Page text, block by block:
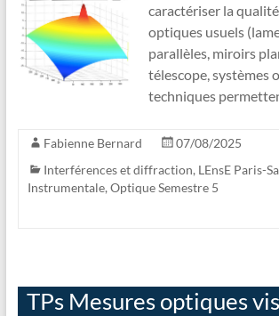
caractériser la
optiques usuels
parallèles, miroirs
télescope, systèmes
techniques
Fabienne Bernard
07/08/2025
Interférences et diffraction, LEnsE Paris-
Instrumentale, Optique Semestre 5
TPs Mesures optiques